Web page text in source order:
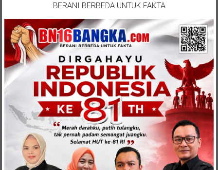
BERANI BERBEDA UNTUK FAKTA